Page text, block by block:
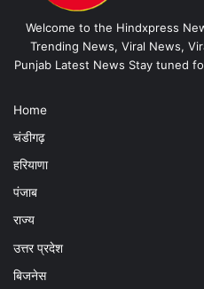
Welcome to the Hindxpress
Trending News, Viral News,
Punjab Latest News Stay tuned
Home
चंडीगढ़
हरियाणा
पंजाब
राज्य
उत्तर प्रदेश
बिजनेस